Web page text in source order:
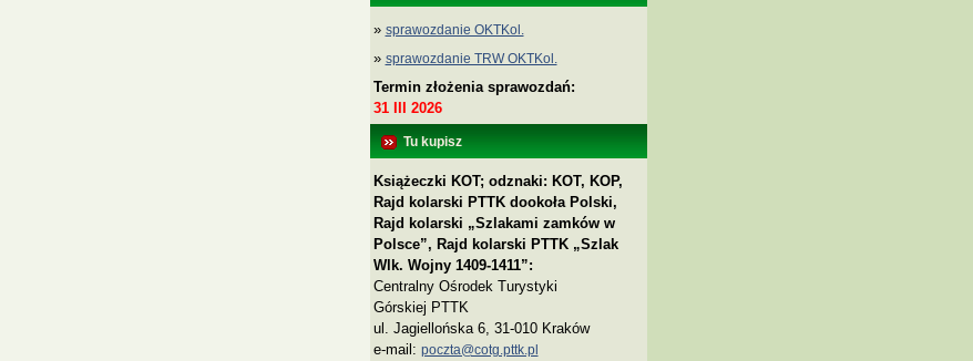
» sprawozdanie OKTKol.
» sprawozdanie TRW OKTKol.
Termin złożenia sprawozdań:
31 III 2026
Tu kupisz
Książeczki KOT; odznaki: KOT, KOP,
Rajd kolarski PTTK dookoła Polski,
Rajd kolarski „Szlakami zamków w
Polsce”, Rajd kolarski PTTK „Szlak
Wlk. Wojny 1409-1411”:
Centralny Ośrodek Turystyki
Górskiej PTTK
ul. Jagiellońska 6, 31-010 Kraków
e-mail: poczta@cotg.pttk.pl